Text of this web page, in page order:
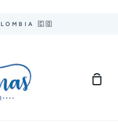
🇨🇴